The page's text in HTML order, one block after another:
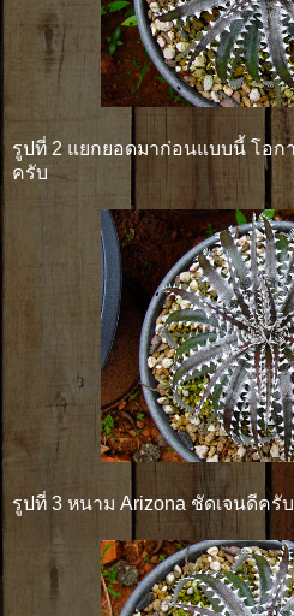
รูปที่ 2 แยกยอดมาก่อนแบบนี้ โอก
ครับ
รูปที่ 3 หนาม Arizona ชัดเจนดีครับ